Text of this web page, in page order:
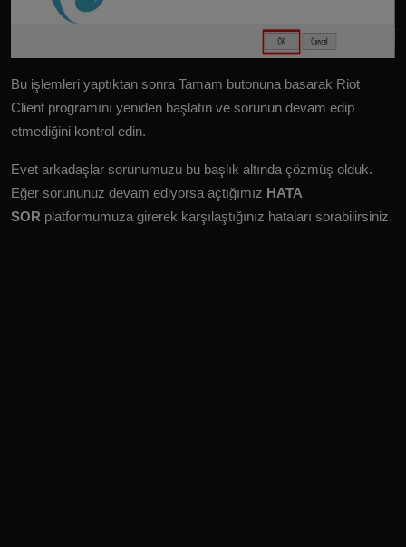
Bu işlemleri yaptıktan sonra Tamam butonuna basarak Riot
Client programını yeniden başlatın ve sorunun devam edip
etmediğini kontrol edin.
Evet arkadaşlar sorunumuzu bu başlık altında çözmüş olduk.
Eğer sorununuz devam ediyorsa açtığımız HATA
SOR platformumuza girerek karşılaştığınız hataları sorabilirsiniz.